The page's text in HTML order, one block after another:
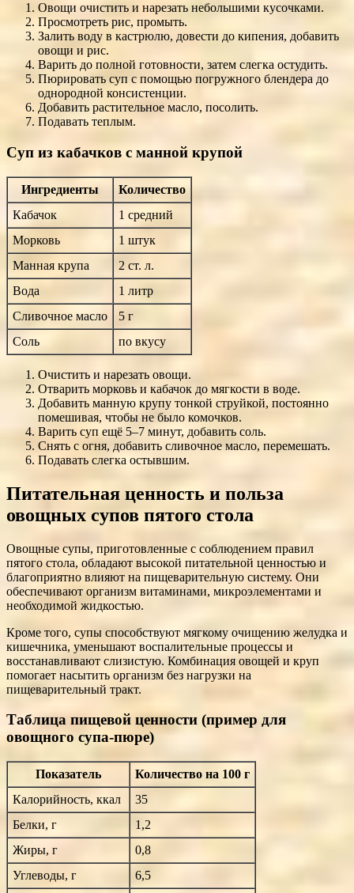
Овощи очистить и нарезать небольшими кусочками.
Просмотреть рис, промыть.
Залить воду в кастрюлю, довести до кипения, добавить
овощи и рис.
Варить до полной готовности, затем слегка остудить.
Пюрировать суп с помощью погружного блендера до
однородной консистенции.
Добавить растительное масло, посолить.
Подавать теплым.
Суп из кабачков с манной крупой
Ингредиенты
Количество
Кабачок
1 средний
Морковь
1 штук
Манная крупа
2 ст. л.
Вода
1 литр
Сливочное масло
5 г
Соль
по вкусу
Очистить и нарезать овощи.
Отварить морковь и кабачок до мягкости в воде.
Добавить манную крупу тонкой струйкой, постоянно
помешивая, чтобы не было комочков.
Варить суп ещё 5–7 минут, добавить соль.
Снять с огня, добавить сливочное масло, перемешать.
Подавать слегка остывшим.
Питательная ценность и польза
овощных супов пятого стола
Овощные супы, приготовленные с соблюдением правил
пятого стола, обладают высокой питательной ценностью и
благоприятно влияют на пищеварительную систему. Они
обеспечивают организм витаминами, микроэлементами и
необходимой жидкостью.
Кроме того, супы способствуют мягкому очищению желудка и
кишечника, уменьшают воспалительные процессы и
восстанавливают слизистую. Комбинация овощей и круп
помогает насытить организм без нагрузки на
пищеварительный тракт.
Таблица пищевой ценности (пример для
овощного супа-пюре)
Показатель
Количество на 100 г
Калорийность, ккал
35
Белки, г
1,2
Жиры, г
0,8
Углеводы, г
6,5